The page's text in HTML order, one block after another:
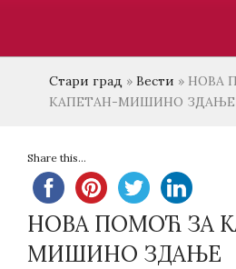
Стари град » Вести » НОВА
КАПЕТАН-МИШИНО ЗДАЊЕ
Share this...
НОВА ПОМОЋ ЗА
МИШИНО ЗДАЊЕ